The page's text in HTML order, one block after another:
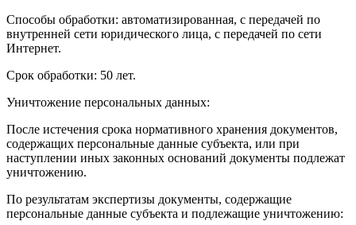
Способы обработки: автоматизированная, с передачей по
внутренней сети юридического лица, с передачей по сети
Интернет.
Срок обработки: 50 лет.
Уничтожение персональных данных:
После истечения срока нормативного хранения документов,
содержащих персональные данные субъекта, или при
наступлении иных законных оснований документы подлежат
уничтожению.
По результатам экспертизы документы, содержащие
персональные данные субъекта и подлежащие уничтожению: